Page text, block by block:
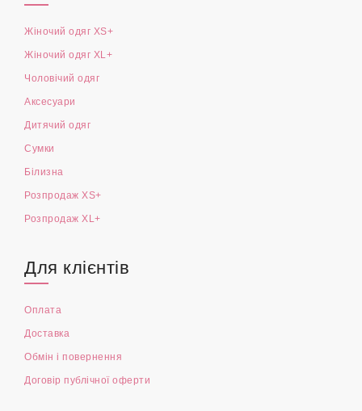
Жіночий одяг XS+
Жіночий одяг XL+
Чоловічий одяг
Аксесуари
Дитячий одяг
Сумки
Білизна
Розпродаж XS+
Розпродаж XL+
Для клієнтів
Оплата
Доставка
Обмін і повернення
Договір публічної оферти